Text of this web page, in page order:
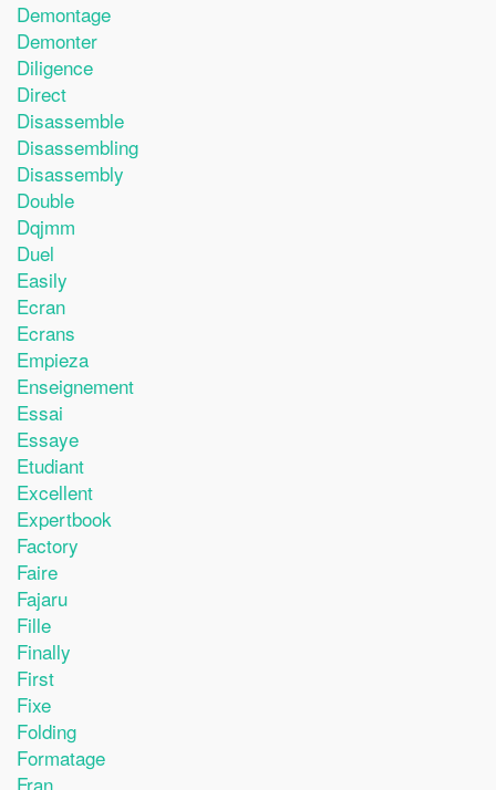
Demontage
Demonter
Diligence
Direct
Disassemble
Disassembling
Disassembly
Double
Dqjmm
Duel
Easily
Ecran
Ecrans
Empieza
Enseignement
Essai
Essaye
Etudiant
Excellent
Expertbook
Factory
Faire
Fajaru
Fille
Finally
First
Fixe
Folding
Formatage
Fran